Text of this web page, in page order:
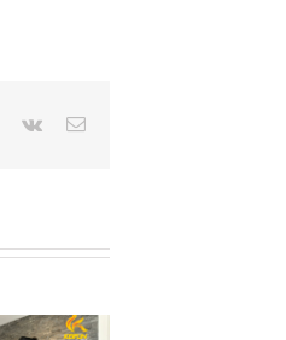
Pinterest
Vk Email